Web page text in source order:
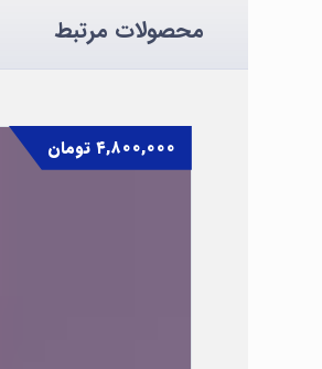
محصولات مرتبط
۴,۸۰۰,۰۰۰ تومان